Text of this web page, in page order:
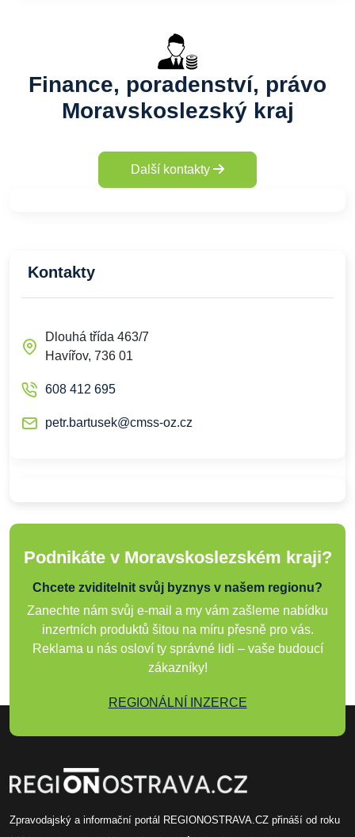
Finance, poradenství, právo
Moravskoslezský kraj
Další kontakty
Kontakty
Dlouhá třída 463/7
Havířov, 736 01
608 412 695
petr.bartusek@cmss-oz.cz
Podnikáte v Moravskoslezském kraji?
Chcete zviditelnit svůj byznys v našem regionu?
Zanechte nám svůj e-mail a my vám zašleme nabídku
inzertních produktů šitou na míru přesně pro vás.
Reklama u nás osloví ty správné lidi – vaše budoucí
zákazníky!
REGIONÁLNÍ INZERCE
Zpravodajský a informační portál REGIONOSTRAVA.CZ přináší od roku